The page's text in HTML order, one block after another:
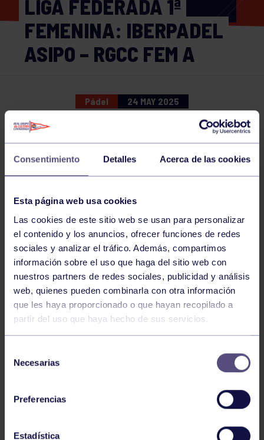
Consentimiento Detalles Acerca de las cookies
Esta página web usa cookies
Las cookies de este sitio web se usan para personalizar
el contenido y los anuncios, ofrecer funciones de redes
sociales y analizar el tráfico. Además, compartimos
información sobre el uso que haga del sitio web con
nuestros partners de redes sociales, publicidad y análisis
web, quienes pueden combinarla con otra información
que les haya proporcionado o que hayan recopilado a
partir del uso que haya hecho de sus servicios.
Necesarias
Preferencias
Estadística
LIGA FEDERADA 1ª
FEMENINA: IBERPADEL
ASIPO – RGCC FEM A
Pádel 24 MAY 2025
NOTICIAS RELACIONADAS
Pádel 29 Jul 2026
EL PÁDEL GRUPISTA SUMA ÉXITOS